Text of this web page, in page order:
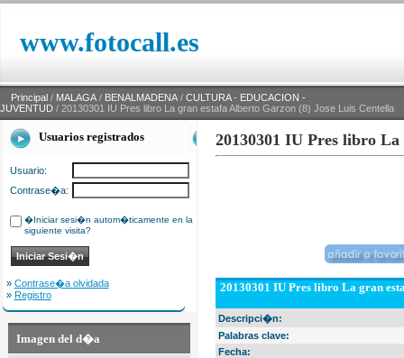
www.fotocall.es
Principal / MALAGA / BENALMADENA / CULTURA - EDUCACION -
JUVENTUD / 20130301 IU Pres libro La gran estafa Alberto Garzon (8) Jose Luis Centella
Usuarios registrados
Usuario:
Contrase�a:
�Iniciar sesi�n autom�ticamente en la
siguiente visita?
» Contrase�a olvidada
» Registro
Imagen del d�a
20130301 IU Pres libro
20130301 IU Pres libro La gran
Descripci�n:
Palabras clave:
Fecha: